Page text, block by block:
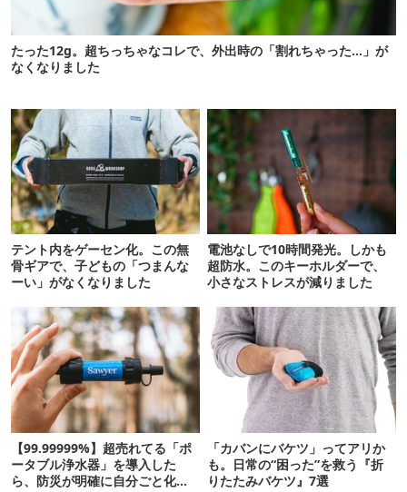
たった12g。超ちっちゃなコレで、外出時の「割れちゃった…」が
なくなりました
テント内をゲーセン化。この無
骨ギアで、子どもの「つまんな
ーい」がなくなりました
電池なしで10時間発光。しかも
超防水。このキーホルダーで、
小さなストレスが減りました
【99.99999%】超売れてる「ポ
ータブル浄水器」を導入した
ら、防災が明確に自分ごと化し
「カバンにバケツ」ってアリか
も。日常の“困った”を救う『折
りたたみバケツ』7選